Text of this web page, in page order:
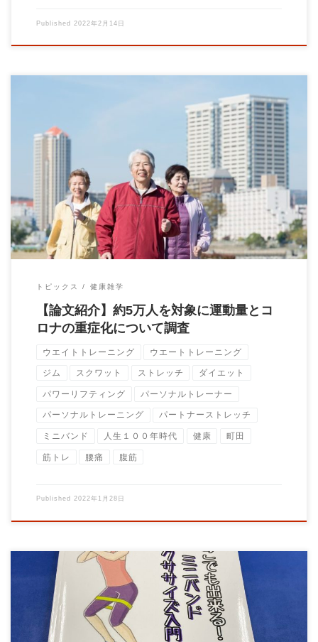
Published 2022年2月14日
【論文紹介】 約5万人を対象に運動量とコロナの重症化について
調査したもの。 運動しない […]
トピックス 健康雑学
【論文紹介】約5万人を対象に運動量とコ
ロナの重症化について調査
ウエイトトレーニング ウエートトレーニング
ジム スクワット ストレッチ ダイエット
パワーリフティング パーソナルトレーナー
パーソナルトレーニング パートナーストレッチ
ミニバンド 人生１００年時代 健康 町田
筋トレ 腰痛 腹筋
Published 2022年1月28日
トレーナー大石圭太朗の自著が出版されました。 普段、指導で